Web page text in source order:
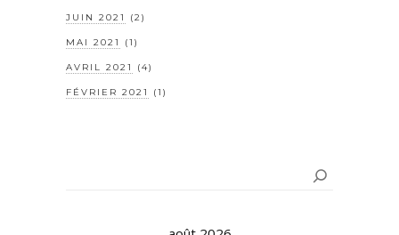
JUIN 2021 (2)
MAI 2021 (1)
AVRIL 2021 (4)
FÉVRIER 2021 (1)